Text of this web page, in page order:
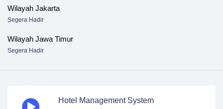
Wilayah Jakarta
Segera Hadir
Wilayah Jawa Timur
Segera Hadir
Hotel Management System